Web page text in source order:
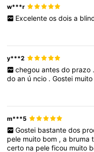
w***r
Excelente os dois a
y***2
chegou antes do prazo .
doan ú ncio .Gostei
m***5
Gostei bastante dos
pele muito bom ,a bruma
certo na peleficou muito